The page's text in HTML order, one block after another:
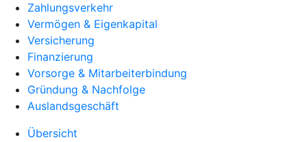
Zahlungsverkehr
Vermögen & Eigenkapital
Versicherung
Finanzierung
Vorsorge & Mitarbeiterbindung
Gründung & Nachfolge
Auslandsgeschäft
Übersicht